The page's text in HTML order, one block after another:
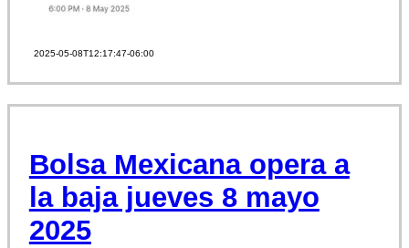
2025-05-08T12:17:47-06:00
Bolsa Mexicana opera a
la baja jueves 8 mayo
2025